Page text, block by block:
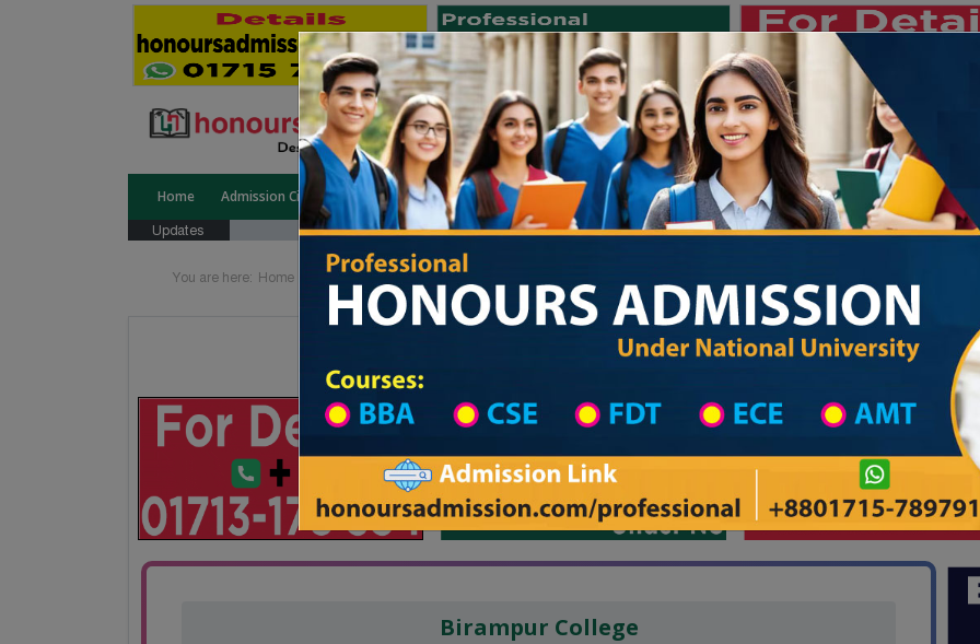
Home Admission Circular Public University Private University International University University College
Updates জাতীয় বিশ্ববিদ্যালয় ২০২৫-২৬
You are here: Home University College All Division Details
Private University Admission
Birampur College